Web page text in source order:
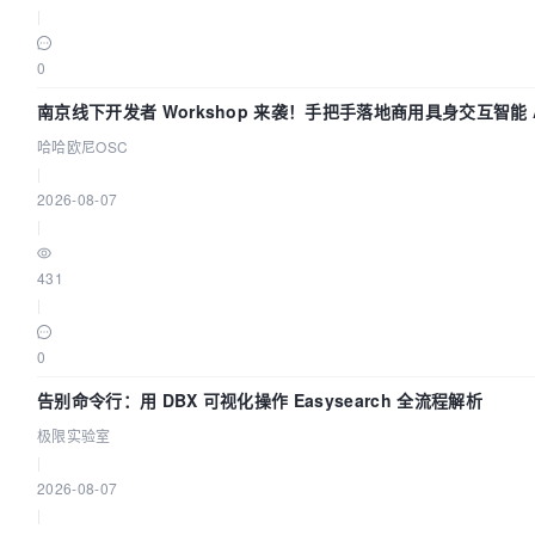
0
南京线下开发者 Workshop 来袭！手把手落地商用具身交互智
哈哈欧尼OSC
2026-08-07
431
0
告别命令行：用 DBX 可视化操作 Easysearch 全流程解析
极限实验室
2026-08-07